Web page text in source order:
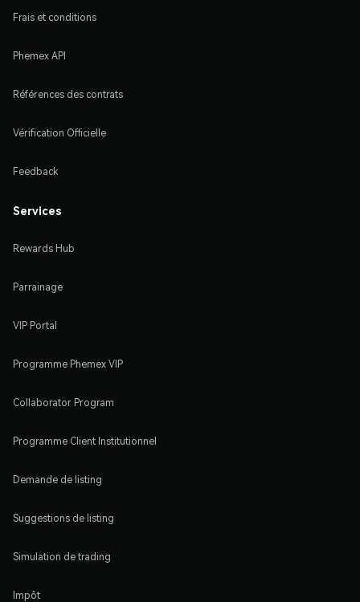
Frais et conditions
Phemex API
Références des contrats
Vérification Officielle
Feedback
Services
Rewards Hub
Parrainage
VIP Portal
Programme Phemex VIP
Collaborator Program
Programme Client Institutionnel
Demande de listing
Suggestions de listing
Simulation de trading
Impôt